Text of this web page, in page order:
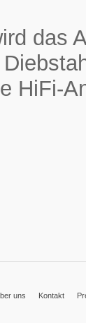
das
HiFi-
uns
Kontakt